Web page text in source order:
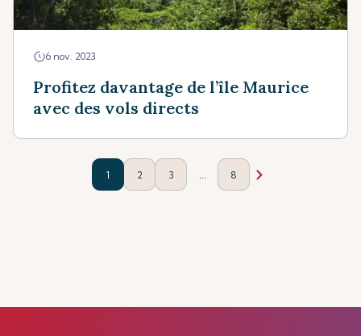
6 nov. 2023
Profitez davantage de l’île Maurice
avec des vols directs
1 2 3 8